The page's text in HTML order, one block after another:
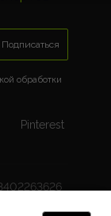
обработки
Подписаться
Pinterest